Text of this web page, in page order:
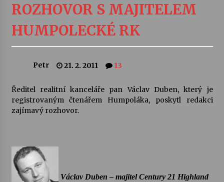
Vernisáž výstavy Josefíny Duškové: Stávám se
kapkou
Veselí muzikanti
Pozvánka na integrační festival Quijotova
28. 7. 2026
ROZHOVOR S MAJITELEM
HUMPOLECKÉ RK
Petr 21. 2. 2011 13
Ředitel realitní kanceláře pan Václav Duben, který je
registrovaným čtenářem Humpoláka, poskytl redakci
zajímavý rozhovor.
Václav Duben – majitel Century 21 Highland